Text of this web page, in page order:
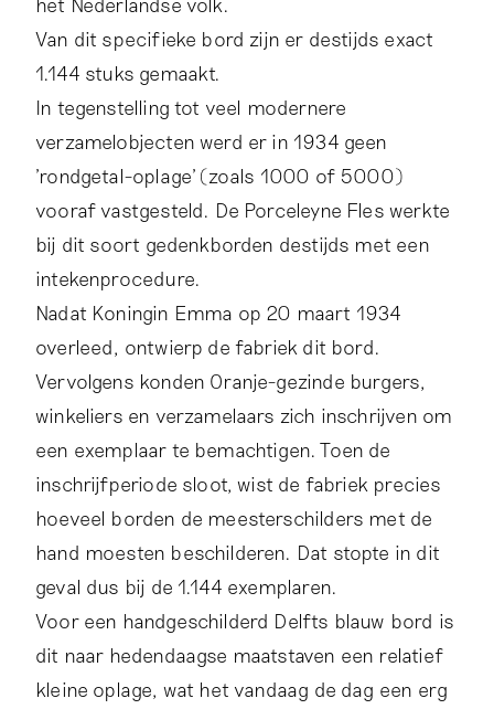
Van dit specifieke bord zijn er destijds exact
1.144 stuks gemaakt.
In tegenstelling tot veel modernere
verzamelobjecten werd er in 1934 geen
'rondgetal-oplage' (zoals 1000 of 5000)
vooraf vastgesteld. De Porceleyne Fles werkte
bij dit soort gedenkborden destijds met een
intekenprocedure.
Nadat Koningin Emma op 20 maart 1934
overleed, ontwierp de fabriek dit bord.
Vervolgens konden Oranje-gezinde burgers,
winkeliers en verzamelaars zich inschrijven om
een exemplaar te bemachtigen. Toen de
inschrijfperiode sloot, wist de fabriek precies
hoeveel borden de meesterschilders met de
hand moesten beschilderen. Dat stopte in dit
geval dus bij de 1.144 exemplaren.
Voor een handgeschilderd Delfts blauw bord is
dit naar hedendaagse maatstaven een relatief
kleine oplage, wat het vandaag de dag een erg